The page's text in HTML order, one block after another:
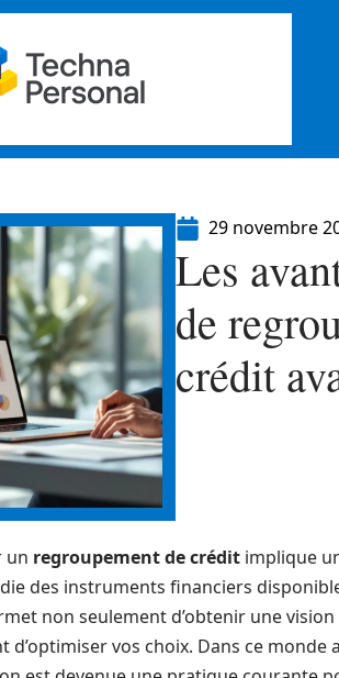
29 novembre
Les
de
crédit
un regroupement de crédit implique
des instruments financiers
non seulement d’obtenir une
d’optimiser vos choix. Dans ce